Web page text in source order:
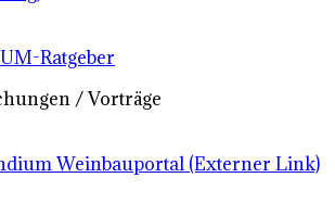
Ratgeber
/ Vorträge
Weinbauportal (Externer Link)